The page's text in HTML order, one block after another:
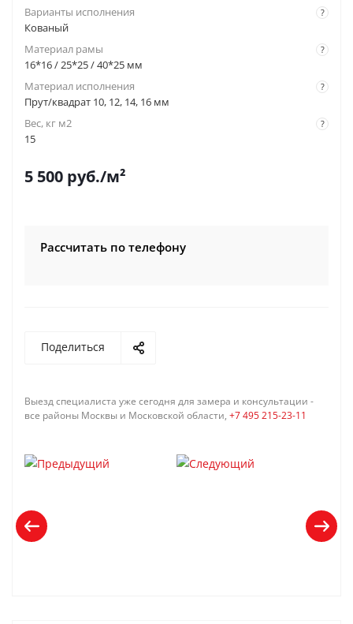
?
Варианты исполнения
Кованый
?
Материал рамы
16*16 / 25*25 / 40*25 мм
?
Материал исполнения
Прут/квадрат 10, 12, 14, 16 мм
?
Вес, кг м2
15
5 500 руб./м²
Рассчитать по телефону
Поделиться
Выезд специалиста уже сегодня для замера и консультации -
все районы Москвы и Московской области, +7 495 215-23-11